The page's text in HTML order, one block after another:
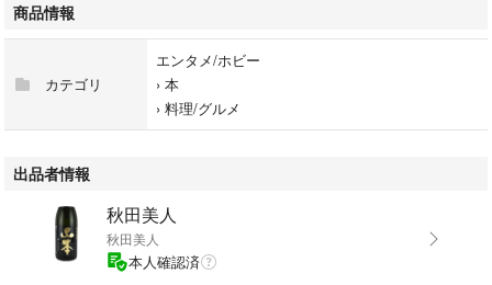
商品情報
カテゴリ
エンタメ/ホビー
› 本
› 料理/グルメ
出品者情報
秋田美人
秋田美人
本人確認済